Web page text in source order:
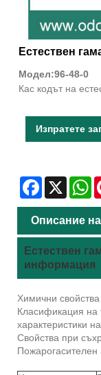
Естествен
Модел:96-48-0
Кас кодът на
Изпратете
Facebook
X
Описание
Естествен
информация
Химични
Класификация на
характеристики
Свойства при
Пожарогасителен